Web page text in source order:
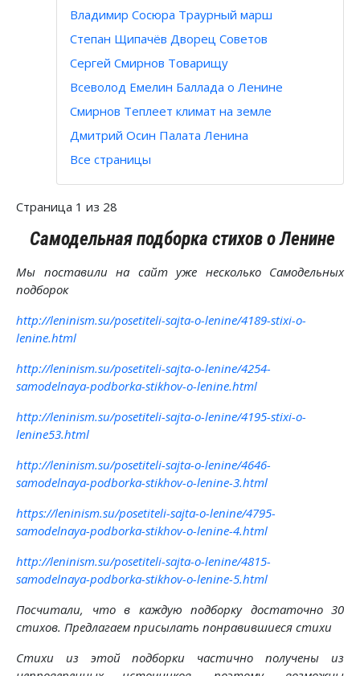
Владимир Сосюра Траурный марш
Степан Щипачёв Дворец Советов
Сергей Смирнов Товарищу
Всеволод Емелин Баллада о Ленине
Смирнов Теплеет климат на земле
Дмитрий Осин Палата Ленина
Все страницы
Страница 1 из 28
Самодельная подборка стихов о Ленине
Мы поставили на сайт уже несколько Самодельных
подборок
http://leninism.su/posetiteli-sajta-o-lenine/4189-stixi-o-
lenine.html
http://leninism.su/posetiteli-sajta-o-lenine/4254-
samodelnaya-podborka-stikhov-o-lenine.html
http://leninism.su/posetiteli-sajta-o-lenine/4195-stixi-o-
lenine53.html
http://leninism.su/posetiteli-sajta-o-lenine/4646-
samodelnaya-podborka-stikhov-o-lenine-3.html
https://leninism.su/posetiteli-sajta-o-lenine/4795-
samodelnaya-podborka-stikhov-o-lenine-4.html
http://leninism.su/posetiteli-sajta-o-lenine/4815-
samodelnaya-podborka-stikhov-o-lenine-5.html
Посчитали, что в каждую подборку достаточно 30
стихов. Предлагаем присылать понравившиеся стихи
Стихи из этой подборки частично получены из